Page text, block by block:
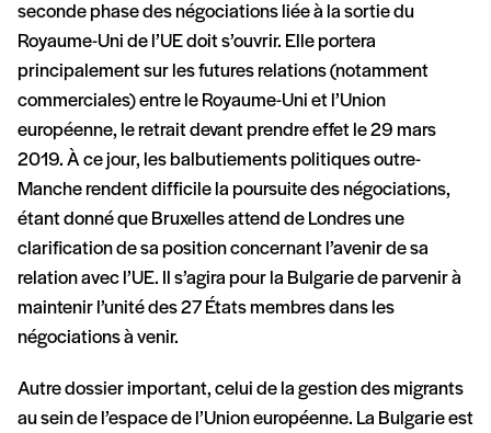
seconde phase des négociations liée à la sortie du
Royaume-Uni de l’UE doit s’ouvrir. Elle portera
principalement sur les futures relations (notamment
commerciales) entre le Royaume-Uni et l’Union
européenne, le retrait devant prendre effet le 29 mars
2019. À ce jour, les balbutiements politiques outre-
Manche rendent difficile la poursuite des négociations,
étant donné que Bruxelles attend de Londres une
clarification de sa position concernant l’avenir de sa
relation avec l’UE. Il s’agira pour la Bulgarie de parvenir à
maintenir l’unité des 27 États membres dans les
négociations à venir.
Autre dossier important, celui de la gestion des migrants
au sein de l’espace de l’Union européenne. La Bulgarie est